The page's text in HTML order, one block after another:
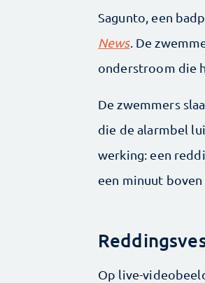
Sagunto, een
News. De
onderstroom die
De zwemmers
die de alarmbel
werking: een
een minuut boven
Op live-